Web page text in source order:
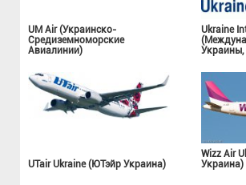
UM Air (Украинско-
Средиземноморские
Авиалинии)
Ukraine
UTair Ukraine (ЮТэйр Украина)
Wizz Air
Украина)